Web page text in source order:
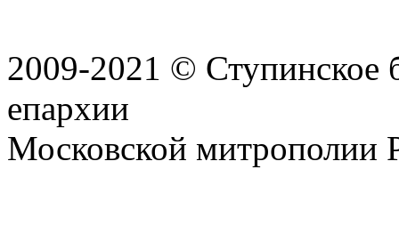
2009-2021 © Ступинское
епархии
Московской митрополии